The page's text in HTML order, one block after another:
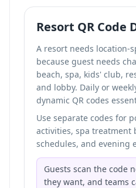
Resort QR Code
A resort needs location-
because guest needs
beach, spa, kids' club,
and lobby. Daily or
dynamic QR codes
Use separate codes for
activities, spa treatment
schedules, and evening
Guests scan the code
they want, and teams